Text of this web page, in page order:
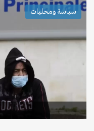
سياسة ومحليات